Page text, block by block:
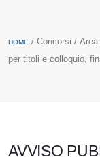
HOME / Concorsi /
per titoli e colloquio,
AVVISO